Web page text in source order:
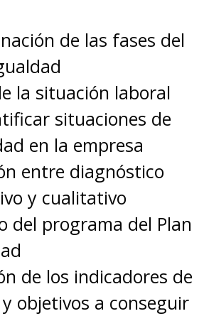
de las fases del
la situación laboral
situaciones de
en la empresa
entre diagnóstico
y cualitativo
del programa del Plan
de los indicadores de
objetivos a conseguir